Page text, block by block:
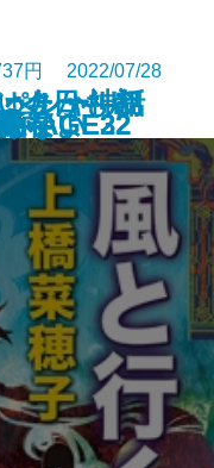
ルー神話
シャリ
せよ
たか―初
雨
円 2022/07/28
―
ない
AGE22
AGE32
今日も命